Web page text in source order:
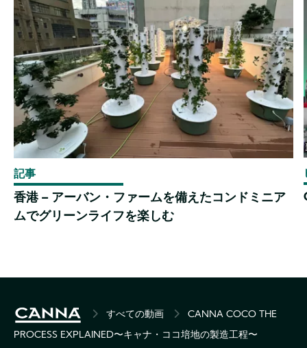
記事
香港 – アーバン・ファームを備えたコンドミニア
ムでグリーンライフを楽しむ
BREADCRUMBすべての動画
CANNA COCO THE
PROCESS EXPLAINED〜キャナ・ココ培地の製造工程〜